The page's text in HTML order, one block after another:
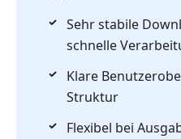
Sehr stabile
schnelle
Klare
Struktur
Flexibel bei